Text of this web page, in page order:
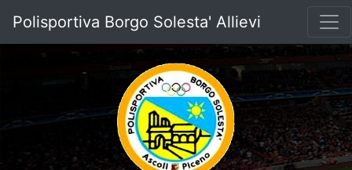
Polisportiva Borgo Solesta' Allievi